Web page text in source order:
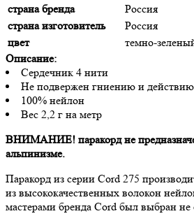
страна бренда
Россия
страна изготовитель
Россия
цвет
темно-
Описание:
Сердечник 4 нити
Не подвержен гниению и
100% нейлон
Вес 2,2 г на метр
ВНИМАНИЕ! паракорд не
альпинизме.
Паракорд из серии Cord 275
из высококачественных волокон
мастерами бренда Cord был выбран